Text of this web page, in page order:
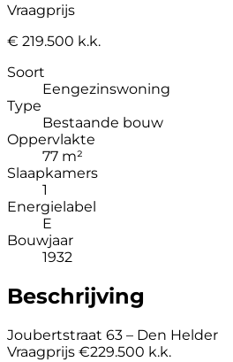
Vraagprijs
€ 219.500 k.k.
Soort
Eengezinswoning
Type
Bestaande bouw
Oppervlakte
77 m²
Slaapkamers
1
Energielabel
E
Bouwjaar
1932
Beschrijving
Joubertstraat 63 – Den Helder
Vraagprijs €229.500 k.k.